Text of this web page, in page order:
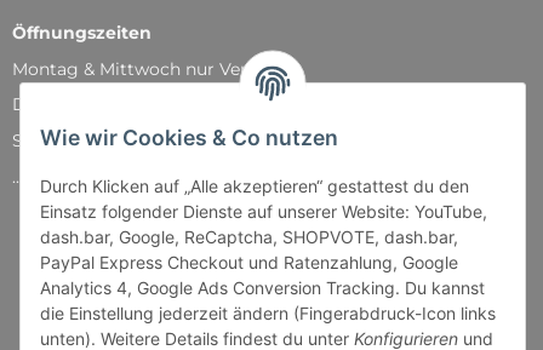
Wie wir Cookies & Co nutzen
Durch Klicken auf „Alle akzeptieren“ gestattest du den
Einsatz folgender Dienste auf unserer Website: YouTube,
dash.bar, Google, ReCaptcha, SHOPVOTE, dash.bar,
PayPal Express Checkout und Ratenzahlung, Google
Analytics 4, Google Ads Conversion Tracking. Du kannst
die Einstellung jederzeit ändern (Fingerabdruck-Icon links
unten). Weitere Details findest du unter Konfigurieren und
Öffnungszeiten
Montag & Mittwoch nur Versand
Dienstag, Donnerstag und Freitag: 11:00 - 18:30 Uhr
Samstag: 11:00 - 14:00 Uhr
...und natürlich während unserer Events